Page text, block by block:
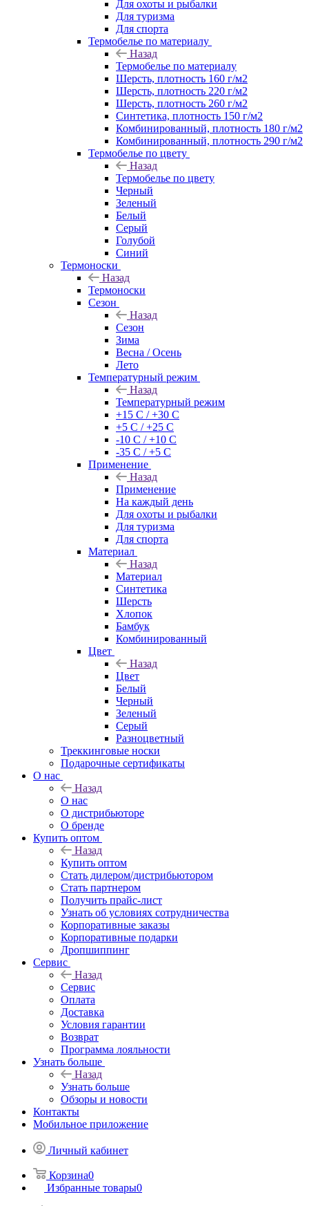
Для охоты и рыбалки
Для туризма
Для спорта
Термобелье по материалу
Назад
Термобелье по материалу
Шерсть, плотность 160 г/м2
Шерсть, плотность 220 г/м2
Шерсть, плотность 260 г/м2
Синтетика, плотность 150 г/м2
Комбинированный, плотность 180 г/м2
Комбинированный, плотность 290 г/м2
Термобелье по цвету
Назад
Термобелье по цвету
Черный
Зеленый
Белый
Серый
Голубой
Синий
Термоноски
Назад
Термоноски
Сезон
Назад
Сезон
Зима
Весна / Осень
Лето
Температурный режим
Назад
Температурный режим
+15 С / +30 С
+5 С / +25 С
-10 С / +10 С
-35 С / +5 С
Применение
Назад
Применение
На каждый день
Для охоты и рыбалки
Для туризма
Для спорта
Материал
Назад
Материал
Синтетика
Шерсть
Хлопок
Бамбук
Комбинированный
Цвет
Назад
Цвет
Белый
Черный
Зеленый
Серый
Разноцветный
Треккинговые носки
Подарочные сертификаты
О нас
Назад
О нас
О дистрибьюторе
О бренде
Купить оптом
Назад
Купить оптом
Стать дилером/дистрибьютором
Стать партнером
Получить прайс-лист
Узнать об условиях сотрудничества
Корпоративные заказы
Корпоративные подарки
Дропшиппинг
Сервис
Назад
Сервис
Оплата
Доставка
Условия гарантии
Возврат
Программа лояльности
Узнать больше
Назад
Узнать больше
Обзоры и новости
Контакты
Мобильное приложение
Личный кабинет
Корзина0
Избранные товары0